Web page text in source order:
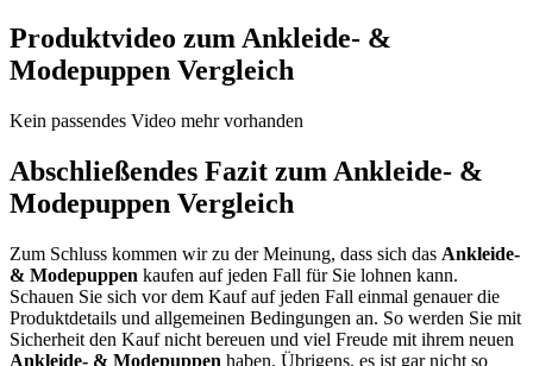
Produktvideo zumAnkleide- &
Modepuppen Vergleich
Kein passendes Video mehr vorhanden
Abschließendes Fazit zum Ankleide- &
Modepuppen Vergleich
Zum Schluss kommen wir zu der Meinung, dass sich das Ankleide-
& Modepuppen kaufen auf jeden Fall für Sie lohnen kann.
Schauen Sie sich vor dem Kauf auf jeden Fall einmal genauer die
Produktdetails und allgemeinen Bedingungen an. So werden Sie mit
Sicherheit den Kauf nicht bereuen und viel Freude mit ihrem neuen
Ankleide- & Modepuppen haben. Übrigens, es ist gar nicht so